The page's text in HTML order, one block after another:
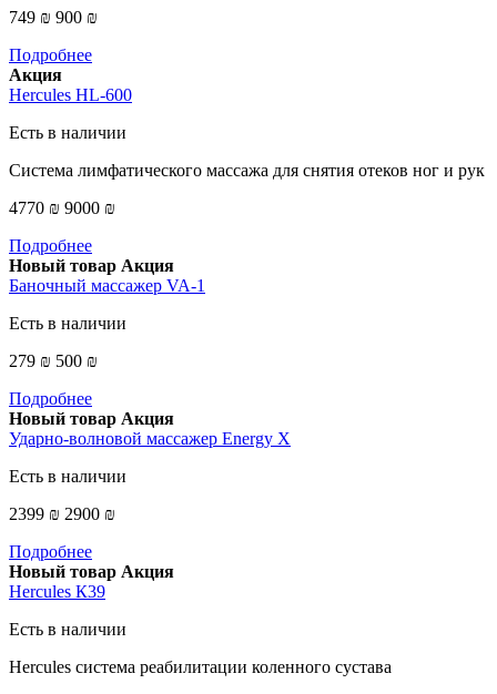
749 ₪ 900 ₪
Подробнее
Акция
Hercules HL-600
Есть в наличии
Система лимфатического массажа для снятия отеков ног и рук
4770 ₪ 9000 ₪
Подробнее
Новый товар Акция
Баночный массажер VA-1
Есть в наличии
279 ₪ 500 ₪
Подробнее
Новый товар Акция
Ударно-волновой массажер Energy X
Есть в наличии
2399 ₪ 2900 ₪
Подробнее
Новый товар Акция
Hercules К39
Есть в наличии
Hercules система реабилитации коленного сустава